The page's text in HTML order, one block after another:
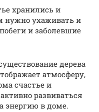
хранились и
нужно ухаживать и
и заболевшие
дерева
атмосферу,
счастье и
развиваться
энергию в доме.